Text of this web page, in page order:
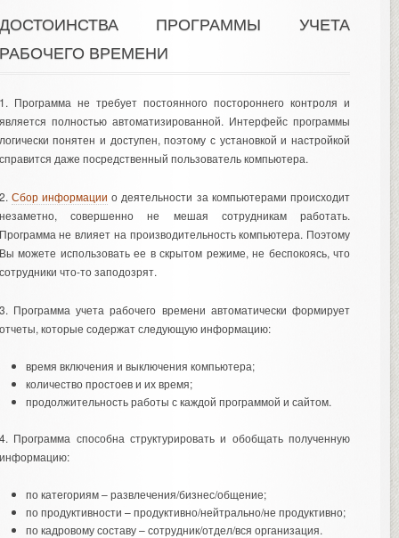
ПРОГРАММЫ УЧЕТА
ВРЕМЕНИ
Программа не требует постоянного постороннего контроля и
полностью автоматизированной. Интерфейс программы
понятен и доступен, поэтому с установкой и настройкой
даже посредственный пользователь компьютера.
Сбор информации о деятельности за компьютерами происходит
совершенно не мешая сотрудникам работать.
не влияет на производительность компьютера. Поэтому
можете использовать ее в скрытом режиме, не беспокоясь, что
что-то заподозрят.
Программа учета рабочего времени автоматически формирует
которые содержат следующую информацию:
время включения и выключения компьютера;
количество простоев и их время;
продолжительность работы с каждой программой и сайтом.
Программа способна структурировать и обобщать полученную
по категориям – развлечения/бизнес/общение;
по продуктивности – продуктивно/нейтрально/не продуктивно;
по кадровому составу – сотрудник/отдел/вся организация.